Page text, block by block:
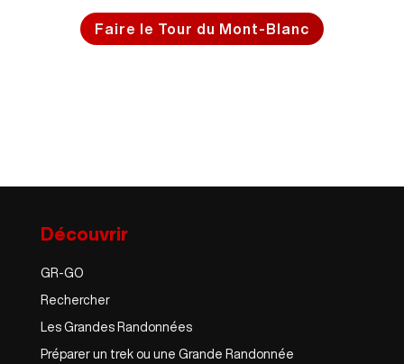
Faire le Tour du Mont-Blanc
Découvrir
GR-GO
Rechercher
Les Grandes Randonnées
Préparer un trek ou une Grande Randonnée